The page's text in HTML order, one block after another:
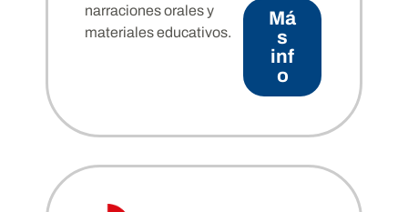
narraciones orales y
materiales educativos.
Má
s
inf
o